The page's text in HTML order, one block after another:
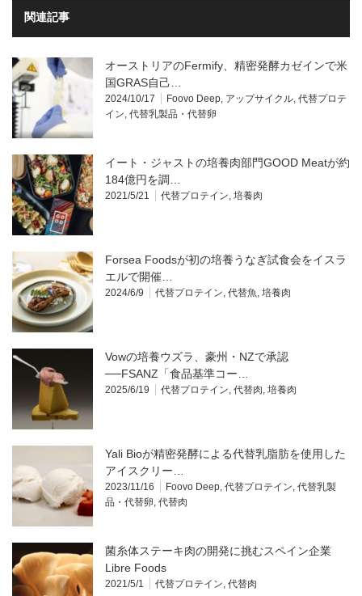
関連記事
オーストリアのFermify、精密発酵カゼインで米
国GRAS自己…
2024/10/17 Foovo Deep アップサイクル 代替プロテ
イン 代替乳製品・代替卵
イート・ジャストの培養肉部門GOOD Meatが約
184億円を調…
2021/5/21 代替プロテイン 培養肉
Forsea Foodsが初の培養うなぎ試食会をイスラ
エルで開催…
2024/6/9 代替プロテイン 代替魚 培養肉
Vowの培養ウズラ、豪州・NZで承認
──FSANZ「食品基準コー…
2025/6/19 代替プロテイン 代替肉 培養肉
Yali Bioが精密発酵による代替乳脂肪を使用した
アイスクリー…
2023/11/16 Foovo Deep 代替プロテイン 代替乳製
品・代替卵 代替肉
菌糸体ステーキ肉の開発に挑むスペイン企業
Libre Foods
2021/5/1 代替プロテイン 代替肉